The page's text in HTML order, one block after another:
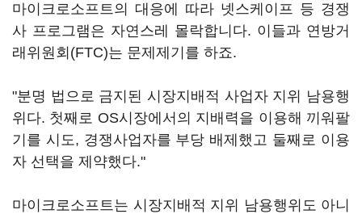
마이크로소프트의 대응에 따라 넷스케이프 등 경쟁
사 프로그램은 자연스레 몰락합니다. 이들과 연방거
래위원회(FTC)는 문제제기를 하죠.
"분명 법으로 금지된 시장지배적 사업자 지위 남용행
위다. 첫째로 OS시장에서의 지배력을 이용해 끼워팔
기를 시도, 경쟁사업자를 부당 배제했고 둘째로 이용
자 선택을 제약했다."
마이크로소프트는 시장지배적 지위 남용행위도 아니